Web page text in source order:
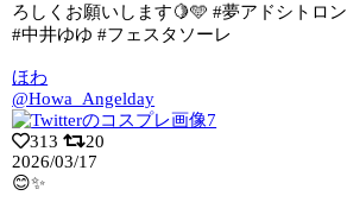
ろしくお願いします🍋🩵 #夢アドシトロン
#中井ゆゆ #フェスタソーレ
ほわ
@Howa_Angelday
313
20
2026/03/17
😊✨